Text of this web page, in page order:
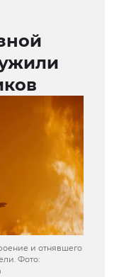
и отнявшего
Фото: